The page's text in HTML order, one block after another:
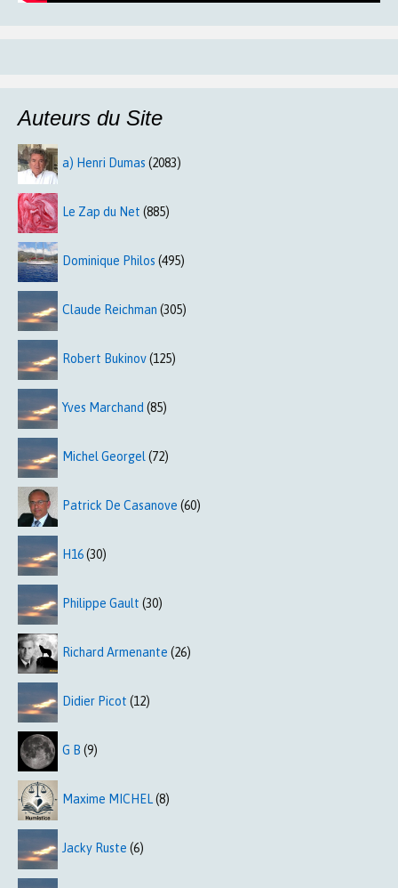
Auteurs du Site
a) Henri Dumas (2083)
Le Zap du Net (885)
Dominique Philos (495)
Claude Reichman (305)
Robert Bukinov(125)
Yves Marchand (85)
Michel Georgel (72)
Patrick De Casanove (60)
H16(30)
Philippe Gault (30)
Richard Armenante (26)
Didier Picot (12)
G B (9)
Maxime MICHEL(8)
Jacky Ruste (6)